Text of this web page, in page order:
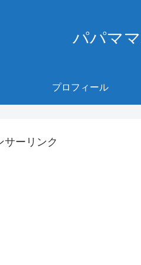
パパマ
プロフィール
サーリンク